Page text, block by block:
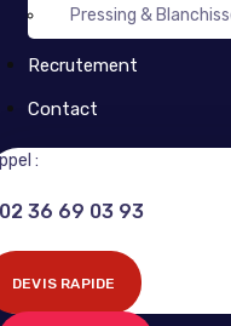
Pressing &
Recrutement
Contact
:
02 36 69 03 93
DEVIS RAPIDE